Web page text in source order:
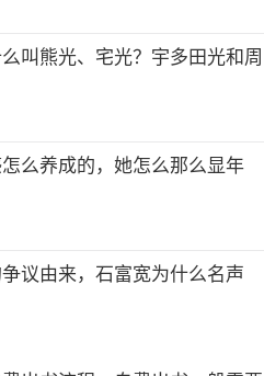
叫熊光、宅光？宇多田光和周
么养成的，她怎么那么显年
议由来，石富宽为什么名声